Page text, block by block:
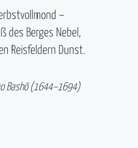
–
des Berges Nebel,
Reisfeldern Dunst.
Bashō (1644–1694)